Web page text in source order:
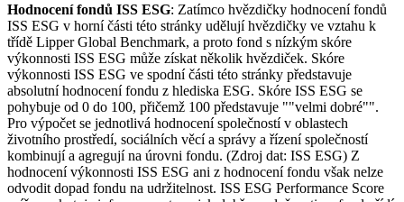
Hodnocení fondů ISS ESG: Zatímco hvězdičky hodnocení fondů
ISS ESG v horní části této stránky udělují hvězdičky ve vztahu k
třídě Lipper Global Benchmark, a proto fond s nízkým skóre
výkonnosti ISS ESG může získat několik hvězdiček. Skóre
výkonnosti ISS ESG ve spodní části této stránky představuje
absolutní hodnocení fondu z hlediska ESG. Skóre ISS ESG se
pohybuje od 0 do 100, přičemž 100 představuje ""velmi dobré"".
Pro výpočet se jednotlivá hodnocení společností v oblastech
životního prostředí, sociálních věcí a správy a řízení společností
kombinují a agregují na úrovni fondu. (Zdroj dat: ISS ESG) Z
hodnocení výkonnosti ISS ESG ani z hodnocení fondu však nelze
odvodit dopad fondu na udržitelnost. ISS ESG Performance Score